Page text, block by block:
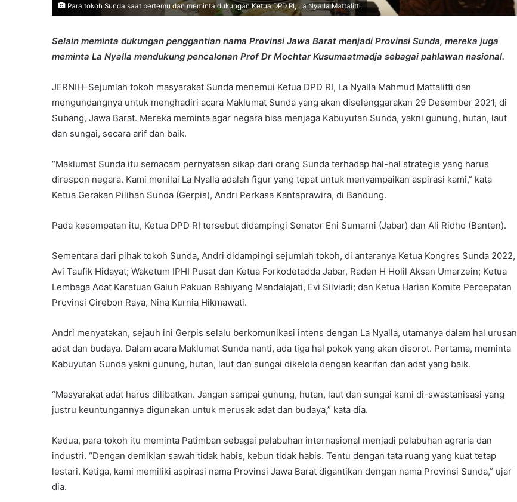
Para tokoh Sunda saat bertemu dan meminta dukungan Ketua DPD RI, La Nyalla Mattalitti
Selain meminta dukungan penggantian nama Provinsi Jawa Barat menjadi Provinsi Sunda, mereka juga
meminta La Nyalla mendukung pencalonan Prof Dr Mochtar Kusumaatmadja sebagai pahlawan nasional.
JERNIH–Sejumlah tokoh masyarakat Sunda menemui Ketua DPD RI, La Nyalla Mahmud Mattalitti dan
mengundangnya untuk menghadiri acara Maklumat Sunda yang akan diselenggarakan 29 Desember 2021, di
Subang, Jawa Barat. Mereka meminta agar negara bisa menjaga Kabuyutan Sunda, yakni gunung, hutan, laut
dan sungai, secara arif dan baik.
“Maklumat Sunda itu semacam pernyataan sikap dari orang Sunda terhadap hal-hal strategis yang harus
direspon negara. Kami menilai La Nyalla adalah figur yang tepat untuk menyampaikan aspirasi kami,” kata
Ketua Gerakan Pilihan Sunda (Gerpis), Andri Perkasa Kantaprawira, di Bandung.
Pada kesempatan itu, Ketua DPD RI tersebut didampingi Senator Eni Sumarni (Jabar) dan Ali Ridho (Banten).
Sementara dari pihak tokoh Sunda, Andri didampingi sejumlah tokoh, di antaranya Ketua Kongres Sunda 2022,
Avi Taufik Hidayat; Waketum IPHI Pusat dan Ketua Forkodetadda Jabar, Raden H Holil Aksan Umarzein; Ketua
Lembaga Adat Karatuan Galuh Pakuan Rahiyang Mandalajati, Evi Silviadi; dan Ketua Harian Komite Percepatan
Provinsi Cirebon Raya, Nina Kurnia Hikmawati.
Andri menyatakan, sejauh ini Gerpis selalu berkomunikasi intens dengan La Nyalla, utamanya dalam hal urusan
adat dan budaya. Dalam acara Maklumat Sunda nanti, ada tiga hal pokok yang akan disorot. Pertama, meminta
Kabuyutan Sunda yakni gunung, hutan, laut dan sungai dikelola dengan kearifan dan adat yang baik.
“Masyarakat adat harus dilibatkan. Jangan sampai gunung, hutan, laut dan sungai kami di-swastanisasi yang
justru keuntungannya digunakan untuk merusak adat dan budaya,” kata dia.
Kedua, para tokoh itu meminta Patimban sebagai pelabuhan internasional menjadi pelabuhan agraria dan
industri. “Dengan demikian sawah tidak habis, kebun tidak habis. Tentu dengan tata ruang yang kuat tetap
lestari. Ketiga, kami memiliki aspirasi nama Provinsi Jawa Barat digantikan dengan nama Provinsi Sunda,” ujar
dia.